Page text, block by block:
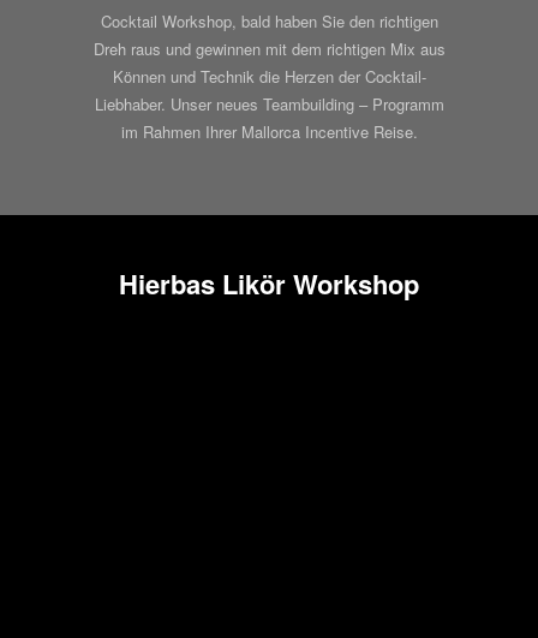
Cocktail Workshop, bald haben Sie den richtigen
Dreh raus und gewinnen mit dem richtigen Mix aus
Können und Technik die Herzen der Cocktail-
Liebhaber. Unser neues Teambuilding – Programm
im Rahmen Ihrer Mallorca Incentive Reise.
Hierbas Likör Workshop